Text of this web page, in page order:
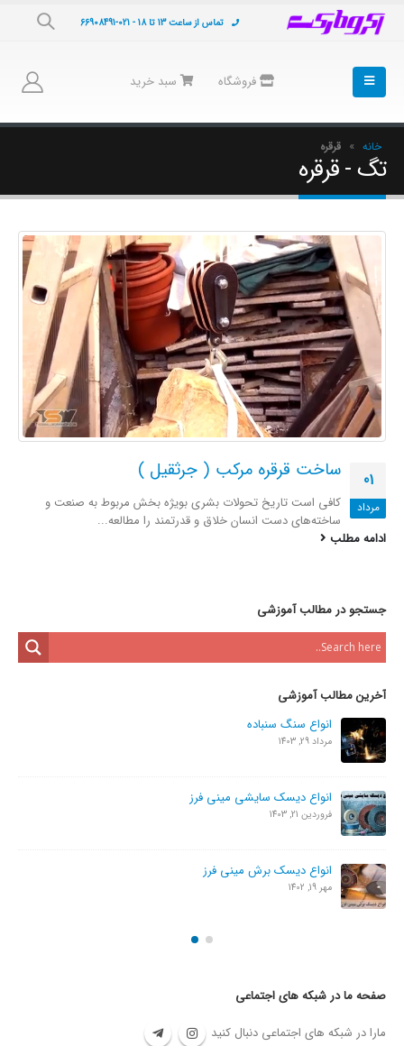
تماس از ساعت 13 تا 18 - 021-66908491
فروشگاه سبد خرید
خانه » قرقره
تگ - قرقره
01
مرداد
ساخت قرقره مرکب ( جرثقیل )
کافی است تاریخ تحولات بشری بویژه بخش مربوط به صنعت و
ساخته‌های دست انسان خلاق و قدرتمند را مطالعه...
ادامه مطلب
جستجو در مطالب آموزشی
آخرین مطالب آموزشی
انواع سنگ سنباده
مرداد 29, 1403
انواع دیسک سایشی مینی فرز
فروردین 21, 1403
انواع دیسک برش مینی فرز
مهر 19, 1402
صفحه ما در شبکه های اجتماعی
مارا در شبکه های اجتماعی دنبال کنید